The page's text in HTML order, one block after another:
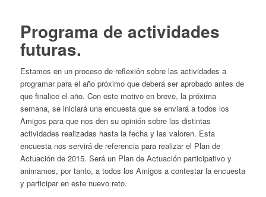
Programa de actividades
futuras.
Estamos en un proceso de reflexión sobre las actividades a
programar para el año próximo que deberá ser aprobado antes de
que finalice el año. Con este motivo en breve, la próxima
semana, se iniciará una encuesta que se enviará a todos los
Amigos para que nos den su opinión sobre las distintas
actividades realizadas hasta la fecha y las valoren. Esta
encuesta nos servirá de referencia para realizar el Plan de
Actuación de 2015. Será un Plan de Actuación participativo y
animamos, por tanto, a todos los Amigos a contestar la encuesta
y participar en este nuevo reto.